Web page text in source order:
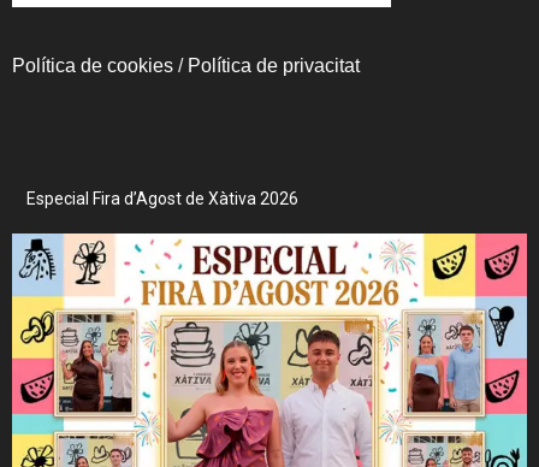
Política de cookies / Política de privacitat
Especial Fira d’Agost de Xàtiva 2026